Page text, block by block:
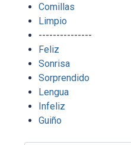
Comillas
Limpio
---------------
Feliz
Sonrisa
Sorprendido
Lengua
Infeliz
Guiño